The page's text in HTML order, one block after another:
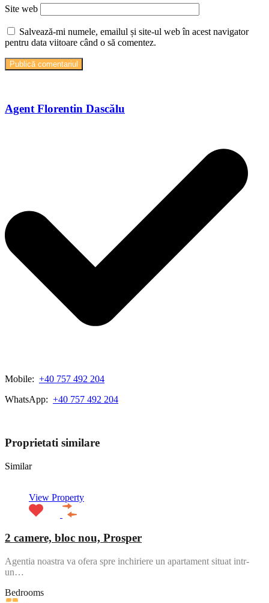
Site web
Salvează-mi numele, emailul și site-ul web în acest navigator
pentru data viitoare când o să comentez.
Agent Florentin Dascălu
Mobile: +40 757 492 204
WhatsApp: +40 757 492 204
Proprietati similare
Similar
View Property
2 camere, bloc nou, Prosper
Agentia noastra va ofera spre inchiriere un apartament situat intr-
un…
Bedrooms